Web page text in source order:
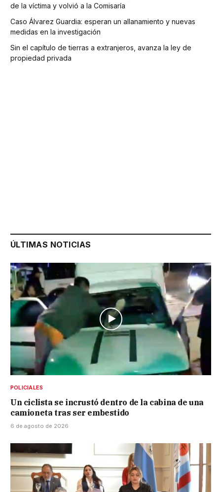
de la víctima y volvió a la Comisaría
Caso Álvarez Guardia: esperan un allanamiento y nuevas
medidas en la investigación
Sin el capítulo de tierras a extranjeros, avanza la ley de
propiedad privada
ÚLTIMAS NOTICIAS
POLICIALES
Un ciclista se incrustó dentro de la cabina de una
camioneta tras ser embestido
6 de agosto de 2026